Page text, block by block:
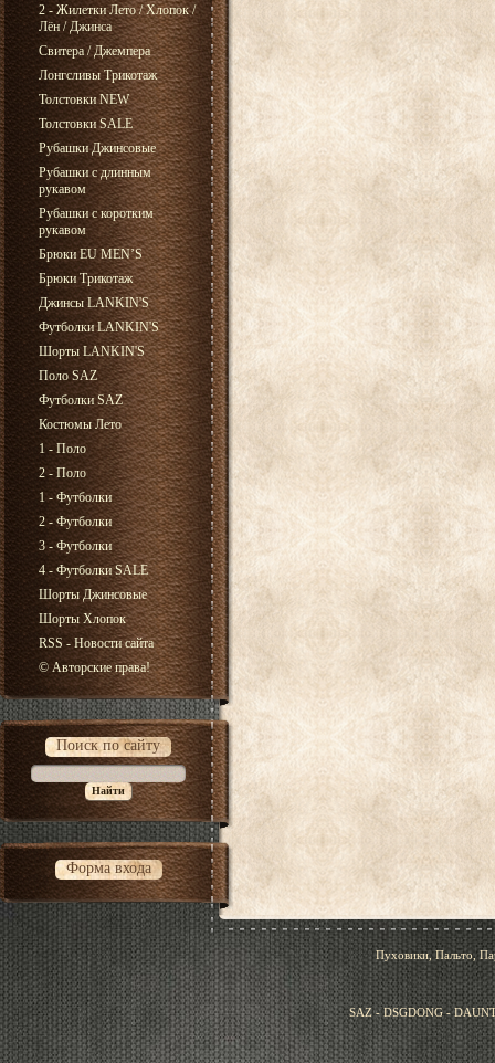
2 - Жилетки Лето / Хлопок /
Лён / Джинса
Свитера / Джемпера
Лонгсливы Трикотаж
Толстовки NEW
Толстовки SALE
Рубашки Джинсовые
Рубашки с длинным
рукавом
Рубашки с коротким
рукавом
Брюки EU MEN’S
Брюки Трикотаж
Джинсы LANKIN'S
Футболки LANKIN'S
Шорты LANKIN'S
Поло SAZ
Футболки SAZ
Костюмы Лето
1 - Поло
2 - Поло
1 - Футболки
2 - Футболки
3 - Футболки
4 - Футболки SALE
Шорты Джинсовые
Шорты Хлопок
RSS - Новости сайта
© Авторские права!
Поиск по сайту
Форма входа
Пуховики, Пальто,
SAZ - DSGDONG -